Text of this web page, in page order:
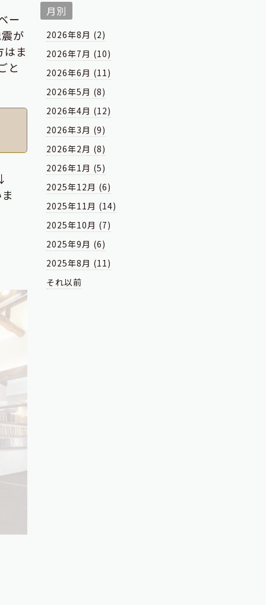
ー
が
ま
と
月別
2026年8月 (2)
2026年7月 (10)
2026年6月 (11)
2026年5月 (8)
2026年4月 (12)
2026年3月 (9)
2026年2月 (8)
2026年1月 (5)
2025年12月 (6)
2025年11月 (14)
2025年10月 (7)
2025年9月 (6)
2025年8月 (11)
それ以前